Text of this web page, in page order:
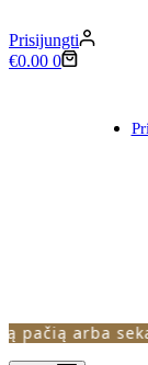
Prisijungti
Krepšelis
€0.00 0
arba